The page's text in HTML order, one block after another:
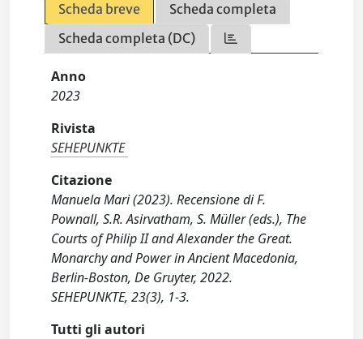
Scheda breve
Scheda completa
Scheda completa (DC)
Anno
2023
Rivista
SEHEPUNKTE
Citazione
Manuela Mari (2023). Recensione di F.
Pownall, S.R. Asirvatham, S. Müller (eds.), The
Courts of Philip II and Alexander the Great.
Monarchy and Power in Ancient Macedonia,
Berlin-Boston, De Gruyter, 2022.
SEHEPUNKTE, 23(3), 1-3.
Tutti gli autori